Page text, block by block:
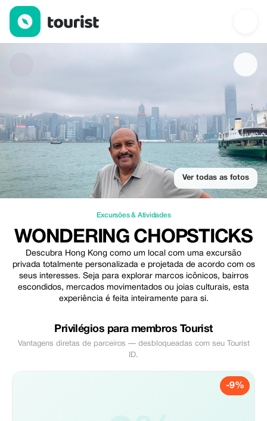
Wondering Chopsticks — Excursões & Atividades | Up to 10%
Ver todas as fotos
Excursões & Atividades
WONDERING CHOPSTICKS
Descubra Hong Kong como um local com uma excursão
privada totalmente personalizada e projetada de acordo com os
seus interesses. Seja para explorar marcos icônicos, bairros
escondidos, mercados movimentados ou joias culturais, esta
experiência é feita inteiramente para si.
Privilégios para membros Tourist
Vantagens diretas de parceiros — desbloqueadas com seu Tourist
ID.
-9%